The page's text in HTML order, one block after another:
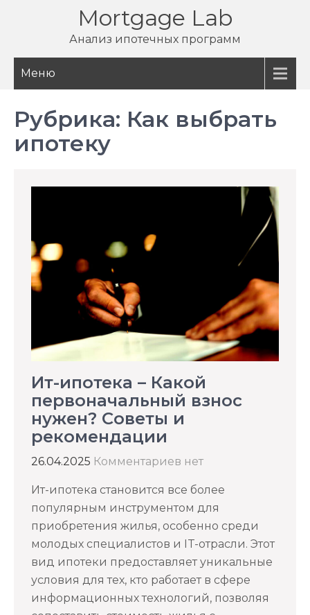
содержимому
Mortgage Lab
Анализ ипотечных программ
Меню
Рубрика: Как выбрать
ипотеку
Ит-ипотека – Какой
первоначальный взнос
нужен? Советы и
рекомендации
26.04.2025 Комментариев нет
Ит-ипотека становится все более
популярным инструментом для
приобретения жилья, особенно среди
молодых специалистов и IT-отрасли. Этот
вид ипотеки предоставляет уникальные
условия для тех, кто работает в сфере
информационных технологий, позволяя